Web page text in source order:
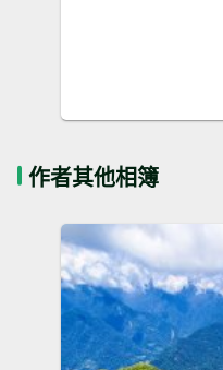
作者其他相簿